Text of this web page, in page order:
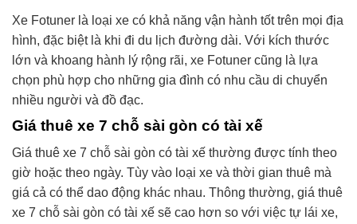
Xe Fotuner là loại xe có khả năng vận hành tốt trên mọi địa
hình, đặc biệt là khi đi du lịch đường dài. Với kích thước
lớn và khoang hành lý rộng rãi, xe Fotuner cũng là lựa
chọn phù hợp cho những gia đình có nhu cầu di chuyển
nhiều người và đồ đạc.
Giá thuê xe 7 chỗ sài gòn có tài xế
Giá thuê xe 7 chỗ sài gòn có tài xế thường được tính theo
giờ hoặc theo ngày. Tùy vào loại xe và thời gian thuê mà
giá cả có thể dao động khác nhau. Thông thường, giá thuê
xe 7 chỗ sài gòn có tài xế sẽ cao hơn so với việc tự lái xe,